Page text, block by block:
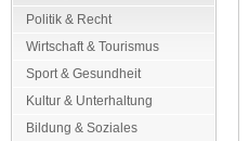
Politik & Recht
Wirtschaft & Tourismus
Sport & Gesundheit
Kultur & Unterhaltung
Bildung & Soziales